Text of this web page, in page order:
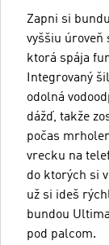
Zapni si
vyššiu úroveň
ktorá spája
Integrovaný
odolná
dážď, takže
počas
vrecku na
do ktorých si
už si ideš
bundou
pod palcom.